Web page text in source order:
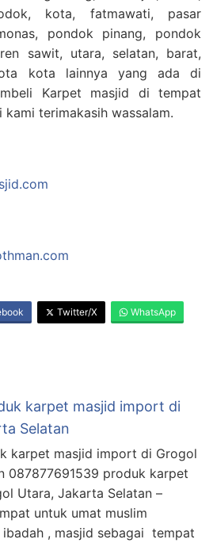
kota, fatmawati, pasar
pondok pinang, pondok
sawit, utara, selatan, barat,
kota lainnya yang ada di
Karpet masjid di tempat
kami terimakasih wassalam.
Twitter/X WhatsApp
karpet masjid import di
Selatan
karpet masjid import di Grogol
087877691539 produk karpet
Utara, Jakarta Selatan –
untuk umat muslim
ibadah , masjid sebagai tempat